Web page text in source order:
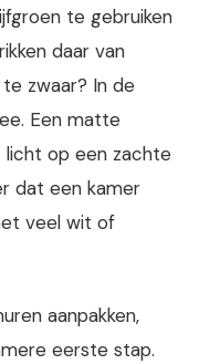
te gebruiken
daar van
zwaar? In de
Een matte
licht op een zachte
dat een kamer
veel wit of
aanpakken,
eerste stap.